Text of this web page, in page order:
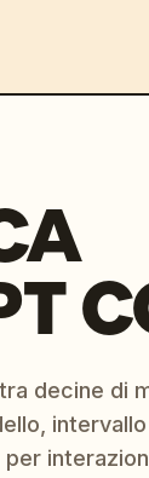
decine di